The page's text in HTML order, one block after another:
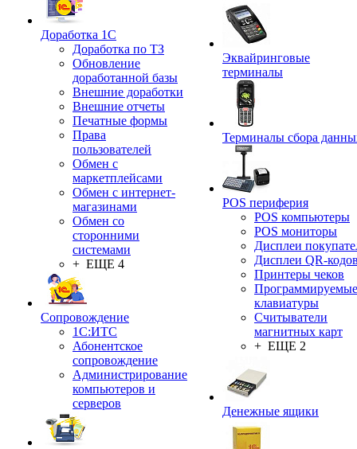
Доработка 1С
Доработка по ТЗ
Обновление
доработанной базы
Внешние доработки
Внешние отчеты
Печатные формы
Права
пользователей
Обмен с
маркетплейсами
Обмен с интернет-
магазинами
Обмен со
сторонними
системами
+ ЕЩЕ 4
Сопровождение
1C:ИТС
Абонентское
сопровождение
Администрирование
компьютеров и
серверов
Эквайринговые
терминалы
Терминалы сбора
POS периферия
POS компьютеры
POS мониторы
Дисплеи
Дисплеи QR-
Принтеры чеков
Программируемые
клавиатуры
Считыватели
магнитных карт
+ ЕЩЕ 2
Денежные ящики